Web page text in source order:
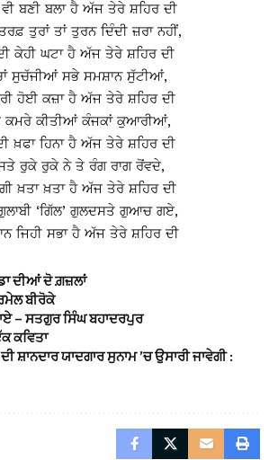
ਬਣੀ ਬਲਾ ਹੈ ਅੱਜ ਤੇਰੇ ਸ਼ਹਿਰ ਦੀ
ਤੁਰਾਂ ਤਾਂ ਤੁਰਨ ਦਿੰਦੀ ਜ਼ਰਾ ਨਹੀਂ,
ਕੇਹੀ ਘਟਾ ਹੈ ਅੱਜ ਤੇਰੇ ਸ਼ਹਿਰ ਦੀ
ਸੁਚੱਜੀਆਂ ਸਭੇ ਸਮਸ਼ਾਨ ਸੁੱਟੀਆਂ,
ਹੋਈ ਕਜ਼ਾ ਹੈ ਅੱਜ ਤੇਰੇ ਸ਼ਹਿਰ ਦੀ
ਕਮਰੇ ਕੀਤੀਆਂ ਕੰਜਕਾਂ ਕੁਆਰੀਆਂ,
ਖ਼ਫਾ ਹਿਨਾ ਹੈ ਅੱਜ ਤੇਰੇ ਸ਼ਹਿਰ ਦੀ
ਰੁਕੇ ਰੁਕੇ ਨੇ ਤੇ ਰੰਗ ਰਾਗ ਰੋਂਵਦੇ,
ਖ਼ਤਾ ਖ਼ਤਾ ਹੈ ਅੱਜ ਤੇਰੇ ਸ਼ਹਿਰ ਦੀ
‘ਗਿੱਲ’ ਗੁਲਦਸਤੇ ਗੁਆਚ ਗਏ,
ਜਿਹੀ ਸਭਾ ਹੈ ਅੱਜ ਤੇਰੇ ਸ਼ਹਿਰ ਦੀ
ਦੀਆਂ ਦੋ ਗ਼ਜ਼ਲਾਂ
ਬੀਰੋਕੇ
– ਸਤਗੁਰ ਸਿੰਘ ਬਹਾਦਰਪੁਰ
ਕਵਿਤਾ
ਸ਼ਾਨਦਾਰ ਯਾਦਗਾਰ ਸੁਨਾਮ ’ਚ ਉਸਾਰੀ ਜਾਵੇਗੀ :